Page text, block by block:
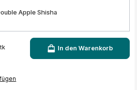
Apple Shisha
Wert ein oder benutze die Schaltflächen um die
In den Warenkorb